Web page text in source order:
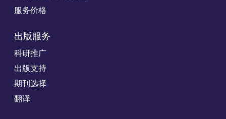
服务价格
出版服务
科研推广
出版支持
期刊选择
翻译